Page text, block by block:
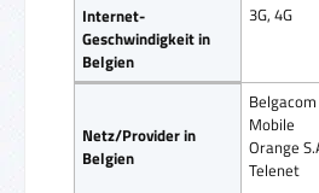
Internet-
Geschwindigkeit in
Belgien
3G, 4G
Netz/Provider in
Belgien
Belgacom
Mobile
Orange
Telenet